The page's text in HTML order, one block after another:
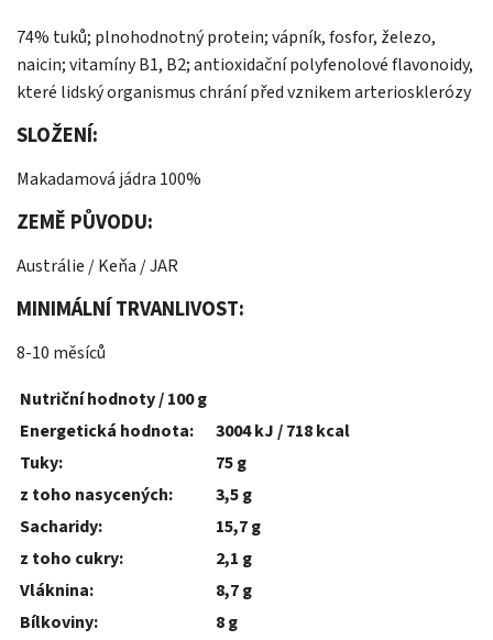
74% tuků; plnohodnotný protein; vápník, fosfor, železo,
naicin; vitamíny B1, B2; antioxidační polyfenolové flavonoidy,
které lidský organismus chrání před vznikem arteriosklerózy
SLOŽENÍ:
Makadamová jádra 100%
ZEMĚ PŮVODU:
Austrálie / Keňa / JAR
MINIMÁLNÍ TRVANLIVOST:
8-10 měsíců
Nutriční hodnoty / 100 g
Energetická hodnota:
3004 kJ / 718 kcal
Tuky:
75 g
z toho nasycených:
3,5 g
Sacharidy:
15,7 g
z toho cukry:
2,1 g
Vláknina:
8,7 g
Bílkoviny:
8 g